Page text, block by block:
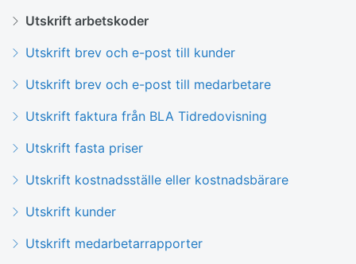
Utskrift arbetskoder
Utskrift brev och e-post till kunder
Utskrift brev och e-post till medarbetare
Utskrift faktura från BLA Tidredovisning
Utskrift fasta priser
Utskrift kostnadsställe eller kostnadsbärare
Utskrift kunder
Utskrift medarbetarrapporter